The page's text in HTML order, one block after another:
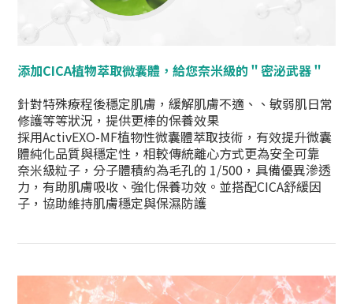
添加CICA植物萃取微囊體 ，給您奈米級的＂密泌武器＂
針對特殊療程後穩定肌膚，緩解肌膚不適、、敏弱肌日常
修護等等狀況，提供更棒的保養效果
採用ActivEXO-MF植物性微囊體萃取技術，有效提升微囊
體純化品質與穩定性，相較傳統離心方式更為安全可靠
奈米級粒子，分子體積約為毛孔的 1/500，具備優異滲透
力，有助肌膚吸收、強化保養功效。並搭配CICA舒緩因
子，協助維持肌膚穩定與保濕防護